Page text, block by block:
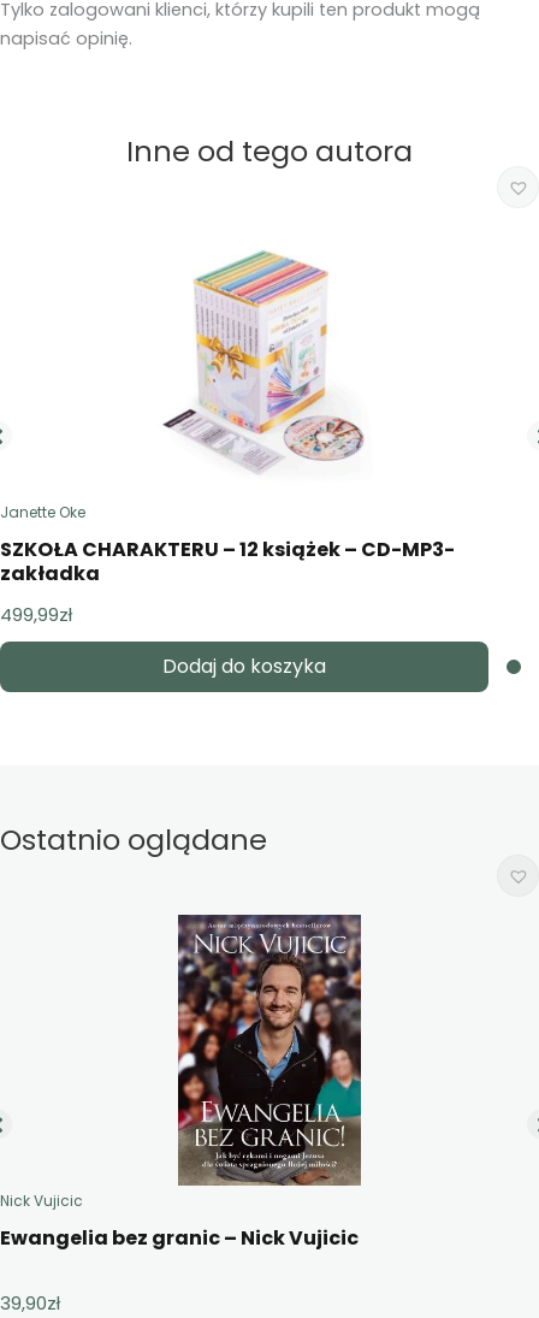
Tylko zalogowani klienci, którzy kupili ten produkt mogą
napisać opinię.
Inne od tego autora
Janette Oke
SZKOŁA CHARAKTERU – 12 książek – CD-MP3-
zakładka
499,99zł
Dodaj do koszyka
Ostatnio oglądane
Nick Vujicic
Ewangelia bez granic – Nick Vujicic
39,90zł